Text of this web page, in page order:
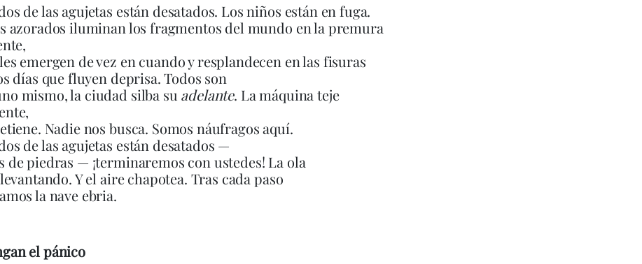
de las agujetas están desatados. Los niños están en fuga.
azorados iluminan los fragmentos del mundo en la premura
emergen de vez en cuando y resplandecen en las fisuras
días que fluyen deprisa. Todos son
mismo, la ciudad silba su adelante. La máquina teje
Nadie nos busca. Somos náufragos aquí.
de las agujetas están desatados —
de piedras — ¡terminaremos con ustedes! La ola
Y el aire chapotea. Tras cada paso
la nave ebria.
el pánico